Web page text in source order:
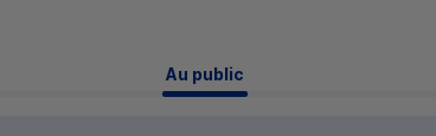
Au public